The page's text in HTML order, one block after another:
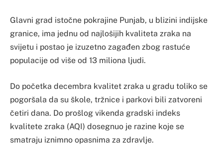
Glavni grad istočne pokrajine Punjab, u blizini indijske
granice, ima jednu od najlošijih kvaliteta zraka na
svijetu i postao je izuzetno zagađen zbog rastuće
populacije od više od 13 miliona ljudi.
Do početka decembra kvalitet zraka u gradu toliko se
pogoršala da su škole, tržnice i parkovi bili zatvoreni
četiri dana. Do prošlog vikenda gradski indeks
kvalitete zraka (AQI) dosegnuo je razine koje se
smatraju iznimno opasnima za zdravlje.